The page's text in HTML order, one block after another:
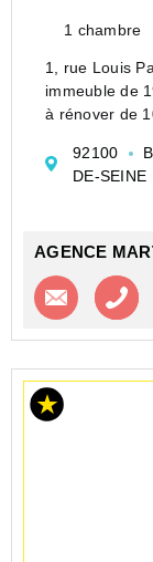
1 chambre
1, rue Louis
immeuble de
à rénover de
palier.92100
DE-SEINE
AGENCE